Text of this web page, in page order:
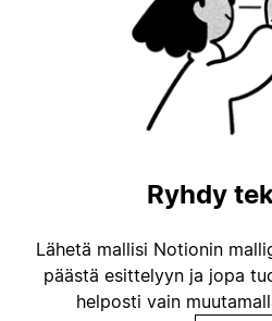
Ryhdy
Lähetä mallisi Notionin
päästä esittelyyn ja jopa
helposti vain